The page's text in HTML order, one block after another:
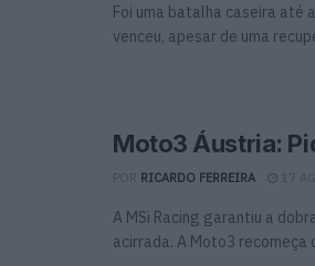
Foi uma batalha caseira até
venceu, apesar de uma
Moto3 Áustria:
RICARDO FERREIRA 17
A MSi Racing garantiu a
acirrada. A Moto3 recomeça